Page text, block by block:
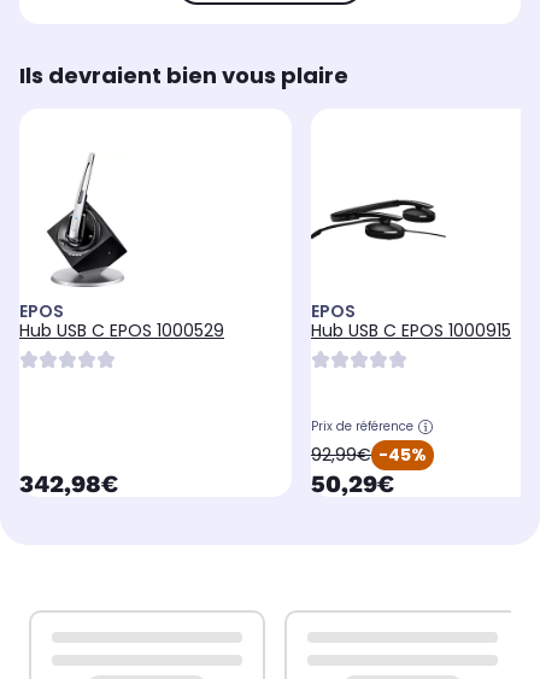
Ils devraient bien vous plaire
EPOS
Hub USB C EPOS 1000529
currentPrice
342,98€
EPOS
Hub USB C EPOS 1000915
Prix de référence
oldPrice
92,99€ -45%
currentPrice
50,29€